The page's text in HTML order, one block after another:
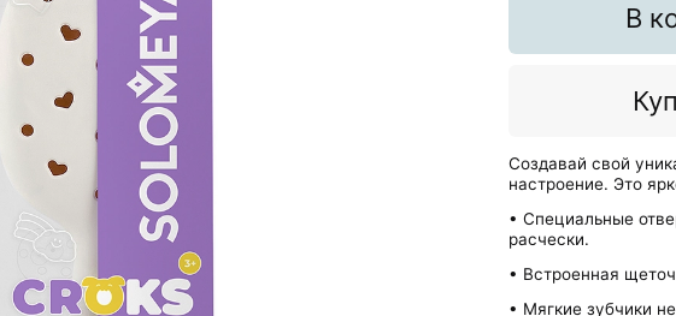
В
Создавай свой
настроение. Это
• Специальные
расчески.
• Встроенная
• Мягкие зубчики